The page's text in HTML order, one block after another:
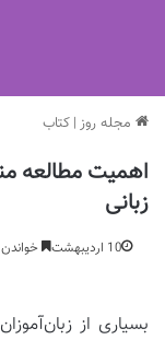
مجله روز | کتاب
اهمیت مطالعه
زبانی
10 اردیبهشت خواندن این
بسیاری از